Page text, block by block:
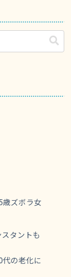
歳ズボラ女
タントも
代の老化に